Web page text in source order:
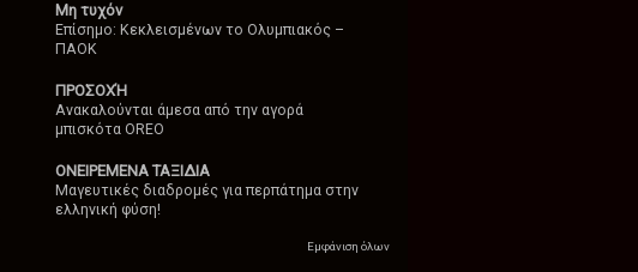
Μη τυχόν
Επίσημο: Κεκλεισμένων το Ολυμπιακός –
ΠΑΟΚ
ΠΡΟΣΟΧΉ
Ανακαλούνται άμεσα από την αγορά
μπισκότα OREO
ΟΝΕΙΡΕΜΕΝΑ ΤΑΞΙΔΙΑ
Μαγευτικές διαδρομές για περπάτημα στην
ελληνική φύση!
Εμφάνιση όλων